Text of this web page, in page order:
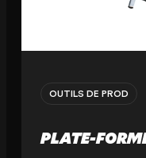
OUTILS DE PROD
PLATE-